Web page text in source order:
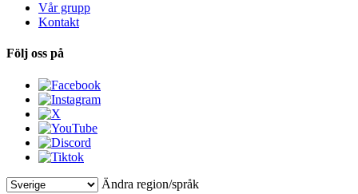
Vår grupp
Kontakt
Följ oss på
Ändra region/språk